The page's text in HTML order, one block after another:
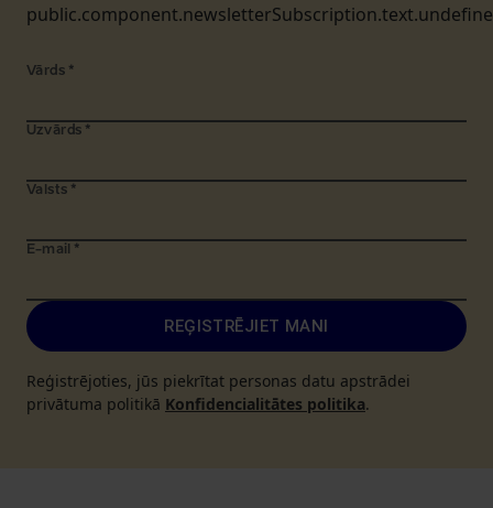
Vārds *
Uzvārds *
Valsts *
E-mail *
REĢISTRĒJIET MANI
Reģistrējoties, jūs piekrītat personas datu apstrādei
privātuma politikā Konfidencialitātes politika.